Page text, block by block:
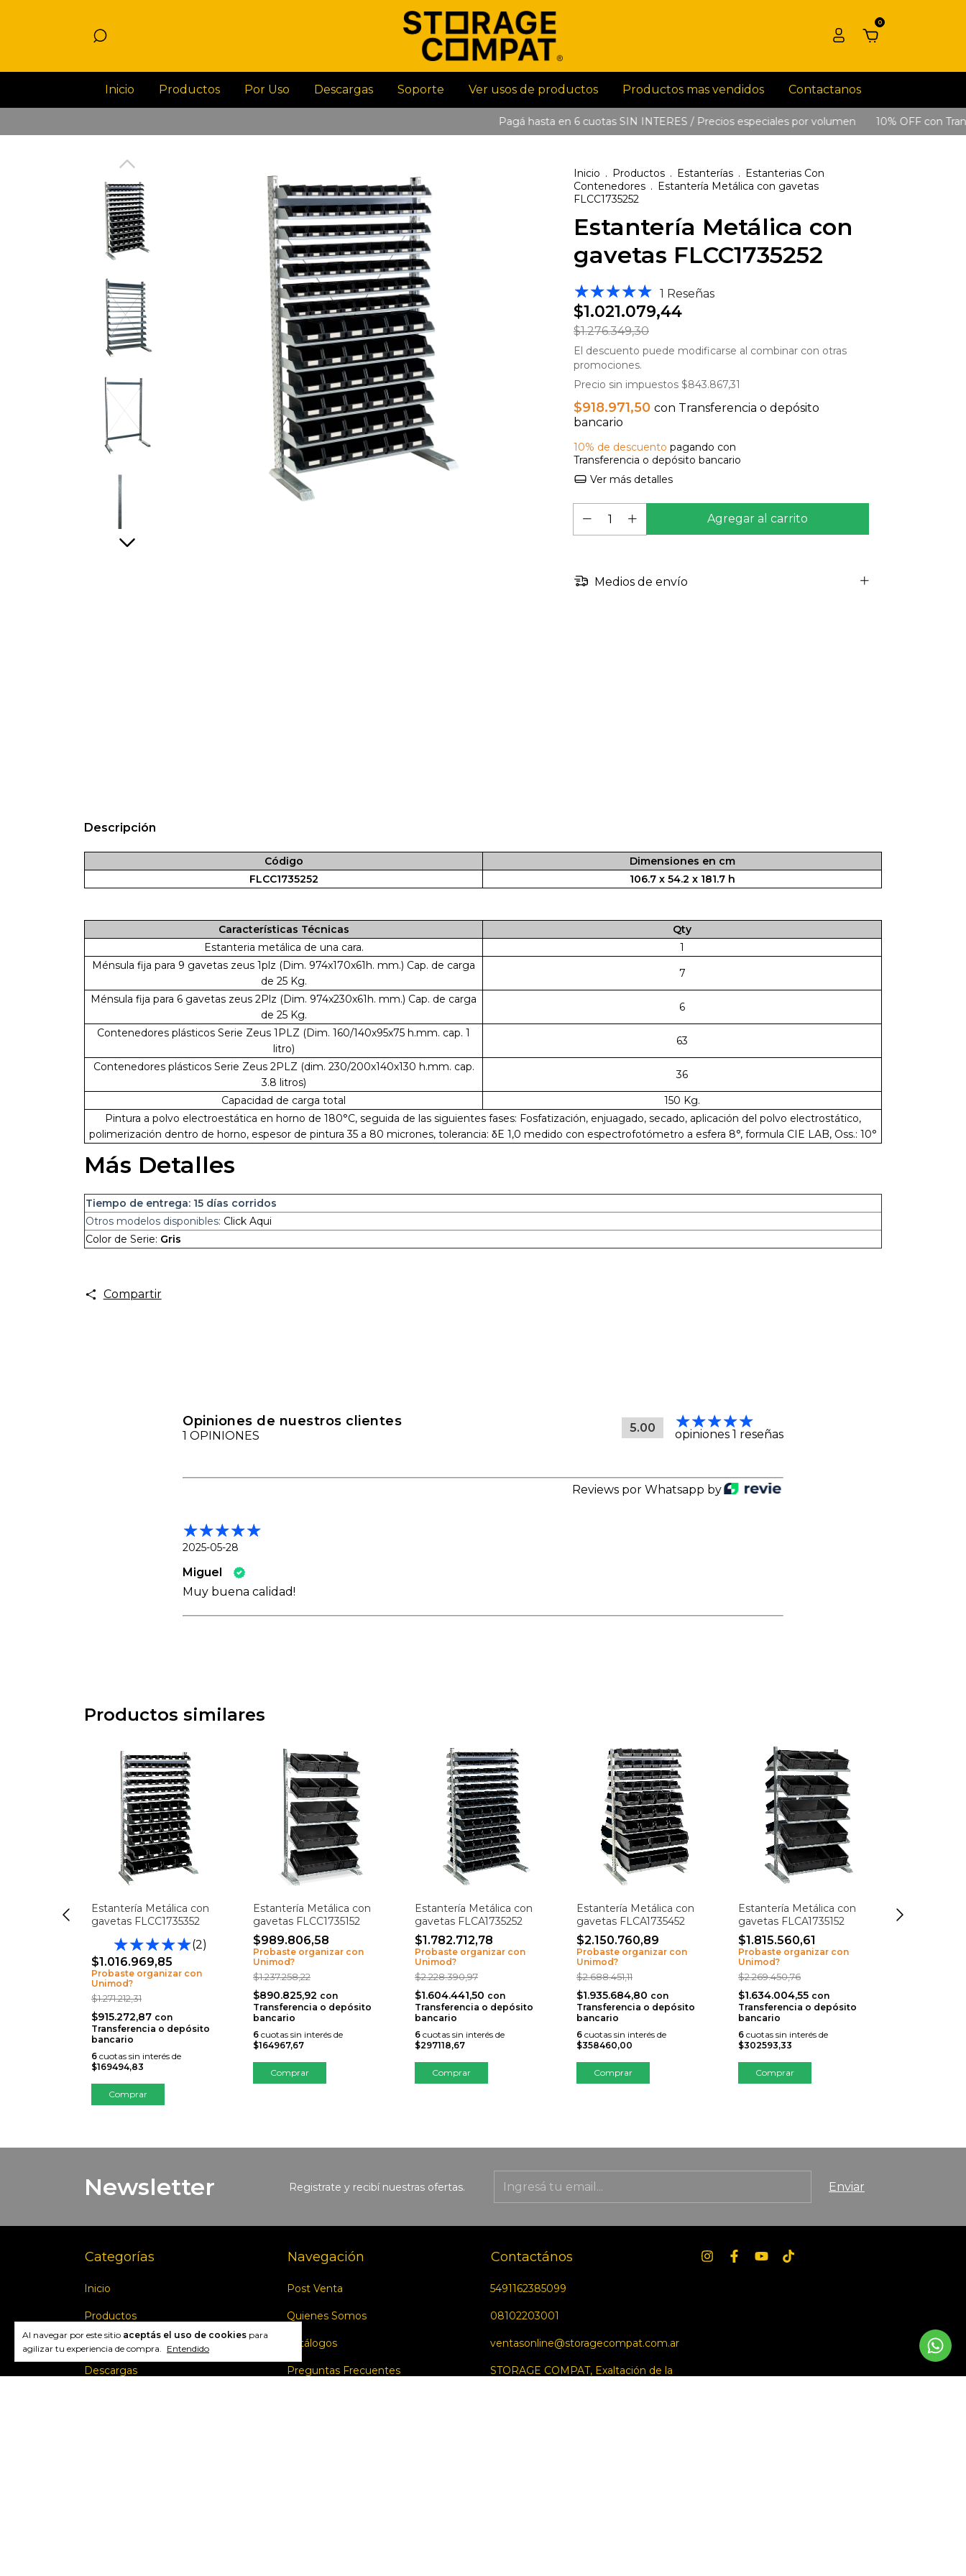
0
Inicio Productos Por Uso Descargas Soporte Ver usos de productos Productos mas vendidos Contactanos
Pagá hasta en 6 cuotas SIN INTERES / Precios especiales por volumen 10% OFF con
Al navegar por este sitio aceptás el uso de cookies para
agilizar tu experiencia de compra. Entendido
Inicio . Productos . Estanterías . Estanterias Con
Contenedores . Estantería Metálica con gavetas
FLCC1735252
Estantería Metálica con
gavetas FLCC1735252
1 Reseñas
$1.021.079,44
$1.276.349,30
El descuento puede modificarse al combinar con otras
promociones.
Precio sin impuestos $843.867,31
$918.971,50 con Transferencia o depósito
bancario
10% de descuento pagando con
Transferencia o depósito bancario
Ver más detalles
Medios de envío
Descripción
Código
Dimensiones en cm
FLCC1735252
106.7 x 54.2 x 181.7 h
Características Técnicas
Qty
Estanteria metálica de una cara.
1
Ménsula fija para 9 gavetas zeus 1plz (Dim. 974x170x61h. mm.) Cap. de carga
de 25 Kg.
7
Ménsula fija para 6 gavetas zeus 2Plz (Dim. 974x230x61h. mm.) Cap. de carga
de 25 Kg.
6
Contenedores plásticos Serie Zeus 1PLZ (Dim. 160/140x95x75 h.mm. cap. 1
litro)
63
Contenedores plásticos Serie Zeus 2PLZ (dim. 230/200x140x130 h.mm. cap.
3.8 litros)
36
Capacidad de carga total
150 Kg.
Pintura a polvo electroestática en horno de 180°C, seguida de las siguientes fases: Fosfatización, enjuagado, secado, aplicación del polvo electrostático,
polimerización dentro de horno, espesor de pintura 35 a 80 micrones, tolerancia: δE 1,0 medido con espectrofotómetro a esfera 8°, formula CIE LAB, Oss.: 10°
Más Detalles
Tiempo de entrega: 15 días corridos
Otros modelos disponibles: Click Aqui
Color de Serie: Gris
Compartir
Opiniones de nuestros clientes
1 OPINIONES
5.00 opiniones 1 reseñas
Reviews por Whatsapp by
2025-05-28
Miguel
Muy buena calidad!
Productos similares
Estantería Metálica con
gavetas FLCC1735352
(2)
$1.016.969,85
Probaste organizar con
Unimod?
$1.271.212,31
$915.272,87 con
Transferencia o depósito
bancario
6 cuotas sin interés de
$169494,83
Estantería Metálica con
gavetas FLCC1735152
$989.806,58
Probaste organizar con
Unimod?
$1.237.258,22
$890.825,92 con
Transferencia o depósito
bancario
6 cuotas sin interés de
$164967,67
Estantería Metálica con
gavetas FLCA1735252
$1.782.712,78
Probaste organizar con
Unimod?
$2.228.390,97
$1.604.441,50 con
Transferencia o depósito
bancario
6 cuotas sin interés de
$297118,67
Estantería Metálica con
gavetas FLCA1735452
$2.150.760,89
Probaste organizar con
Unimod?
$2.688.451,11
$1.935.684,80 con
Transferencia o depósito
bancario
6 cuotas sin interés de
$358460,00
Estantería Metálica con
gavetas FLCA1735152
$1.815.560,61
Probaste organizar con
Unimod?
$2.269.450,76
$1.634.004,55 con
Transferencia o depósito
bancario
6 cuotas sin interés de
$302593,33
Estantería
gavetas
Newsletter Registrate y recibí nuestras ofertas.
Categorías
Inicio
Productos
Por Uso
Descargas
Navegación
Post Venta
Quienes Somos
Catálogos
Preguntas Frecuentes
Contactános
5491162385099
08102203001
ventasonline@storagecompat.com.ar
STORAGE COMPAT, Exaltación de la